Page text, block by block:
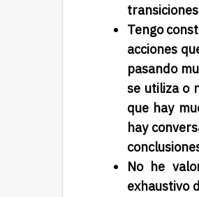
Tengo
acciones
pasando
se utiliza o
que hay
hay
No he
exhaustivo